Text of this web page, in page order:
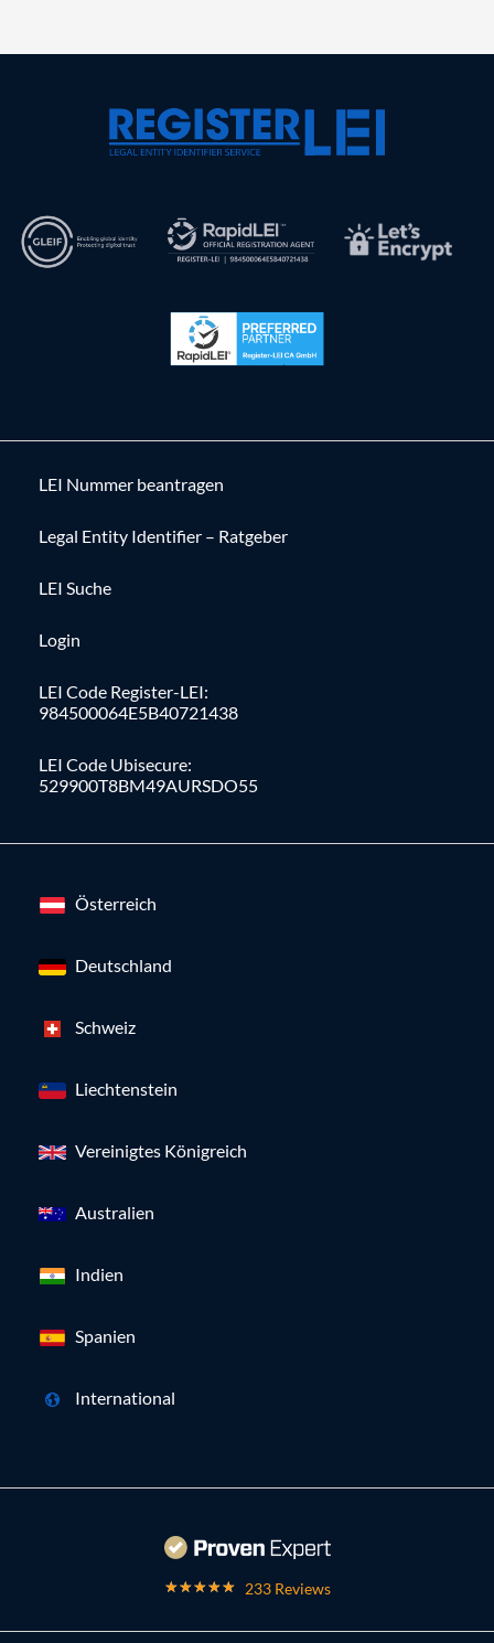
LEI Nummer beantragen
Legal Entity Identifier – Ratgeber
LEI Suche
Login
LEI Code Register-LEI:
984500064E5B40721438
LEI Code Ubisecure:
529900T8BM49AURSDO55
Österreich
Deutschland
Schweiz
Liechtenstein
Vereinigtes Königreich
Australien
Indien
Spanien
International
233 Reviews